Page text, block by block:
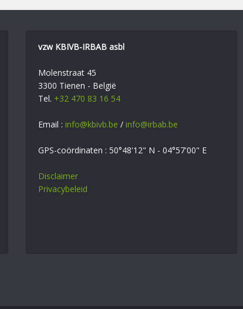
vzw KBIVB-IRBAB asbl
Molenstraat 45
3300 Tienen - België
Tel. +32 470 83 16 54
Email : info@kbivb.be / info@irbab.be
GPS-coördinaten : 50°48'12" N - 04°57'00" E
Disclaimer
Privacybeleid